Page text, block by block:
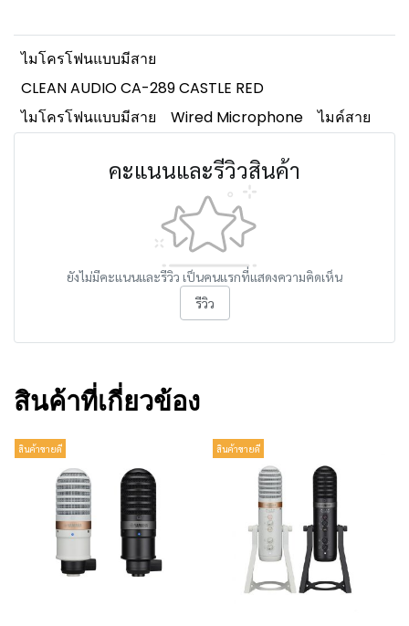
ไมโครโฟนแบบมีสาย
CLEAN AUDIO CA-289 CASTLE RED
ไมโครโฟนแบบมีสาย
Wired Microphone ไมค์สาย
คะแนนและรีวิวสินค้า
ยังไม่มีคะแนนและรีวิว เป็นคนแรกที่แสดงความคิดเห็น
รีวิว
สินค้าที่เกี่ยวข้อง
สินค้าขายดี สินค้าขายดี